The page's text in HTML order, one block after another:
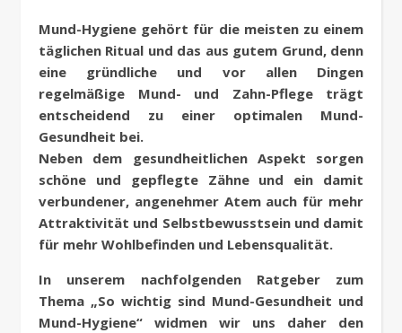
Mund-Hygiene gehört für die meisten zu einem
täglichen Ritual und das aus gutem Grund, denn
eine gründliche und vor allen Dingen
regelmäßige Mund- und Zahn-Pflege trägt
entscheidend zu einer optimalen Mund-
Gesundheit bei.
Neben dem gesundheitlichen Aspekt sorgen
schöne und gepflegte Zähne und ein damit
verbundener, angenehmer Atem auch für mehr
Attraktivität und Selbstbewusstsein und damit
für mehr Wohlbefinden und Lebensqualität.
In unserem nachfolgenden Ratgeber zum
Thema „So wichtig sind Mund-Gesundheit und
Mund-Hygiene“ widmen wir uns daher den